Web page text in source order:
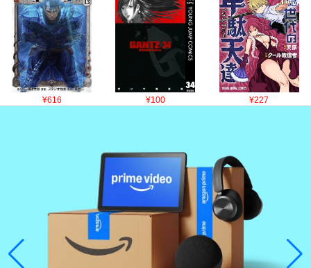
¥616 ¥100 ¥227